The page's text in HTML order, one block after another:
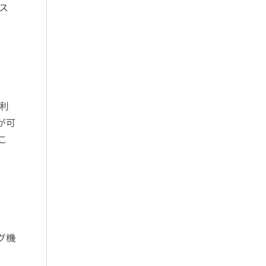
可
機